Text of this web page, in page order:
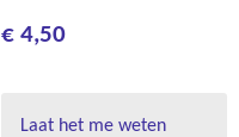
€ 4,50
Laat het me weten